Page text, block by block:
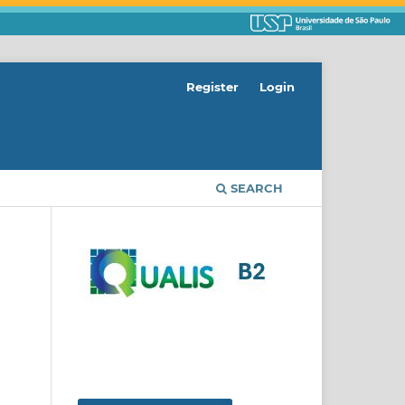
SEARCH
Register Login